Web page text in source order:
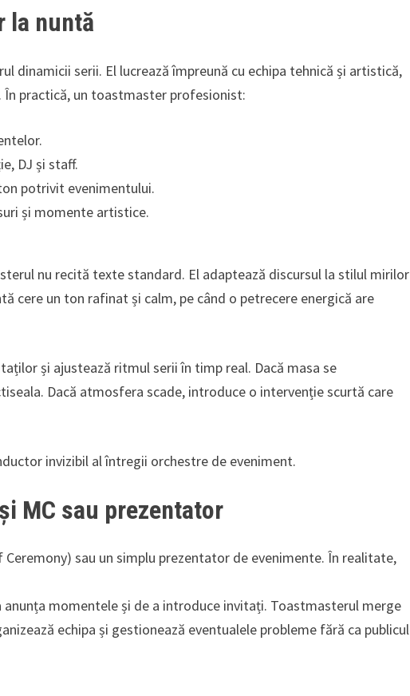
la nuntă
dinamicii serii. El lucrează împreună cu echipa tehnică și artistică,
practică, un toastmaster profesionist:
DJ și staff.
potrivit evenimentului.
și momente artistice.
nu recită texte standard. El adaptează discursul la stilul mirilor
cere un ton rafinat și calm, pe când o petrecere energică are
și ajustează ritmul serii în timp real. Dacă masa se
Dacă atmosfera scade, introduce o intervenție scurtă care
invizibil al întregii orchestre de eveniment.
MC sau prezentator
sau un simplu prezentator de evenimente. În realitate,
momentele și de a introduce invitați. Toastmasterul merge
echipa și gestionează eventualele probleme fără ca publicul